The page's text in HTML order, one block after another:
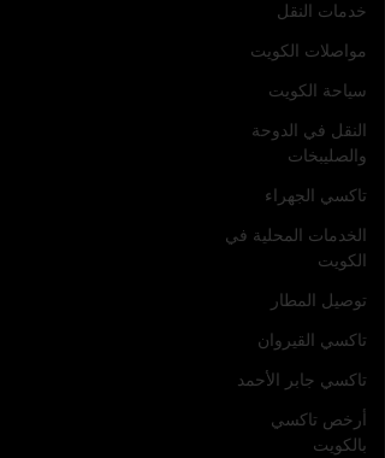
خدمات النقل
مواصلات الكويت
سياحة الكويت
النقل في الدوحة
والصليبخات
تاكسي الجهراء
الخدمات المحلية في
الكويت
توصيل المطار
تاكسي القيروان
تاكسي جابر الأحمد
أرخص تاكسي
بالكويت